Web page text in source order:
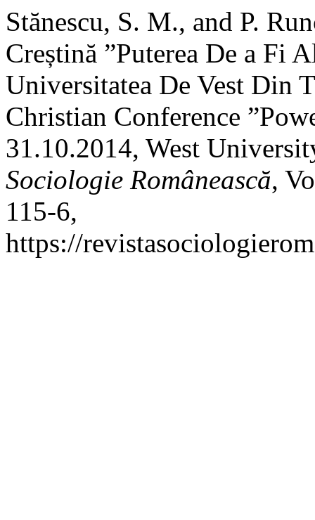
Stănescu, S. M., and P.
Creștină ”Puterea De a Fi
Universitatea De Vest Din
Christian Conference
31.10.2014, West
Sociologie Românească,
115-6,
https://